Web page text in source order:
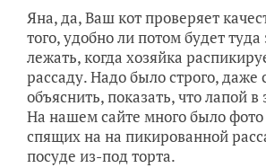
Яна, да, Ваш кот проверяет
того, удобно ли потом будет туда
лежать, когда хозяйка
рассаду. Надо было строго,
объяснить, показать, что лапой
На нашем сайте много было фото
спящих на на пикированной
посуде из-под торта.